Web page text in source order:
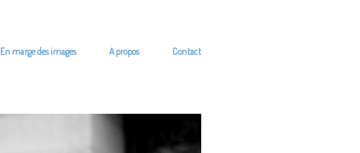
En marge des images A propos Contact